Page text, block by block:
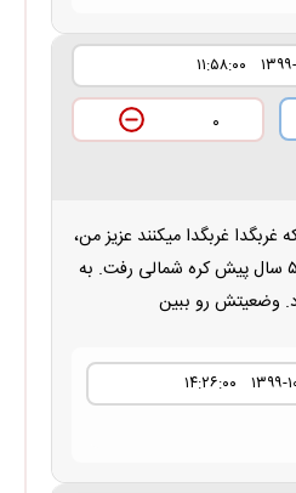
۱۱:۵۸:۰۰
۰
غربگدا غربگدا میکنند عزیز من،
این راهی که شما میری، ۵۰ سال پیش کره شمالی رفت. به
وضعیتش رو ببین
۱۶ ۱۴:۲۶:۰۰